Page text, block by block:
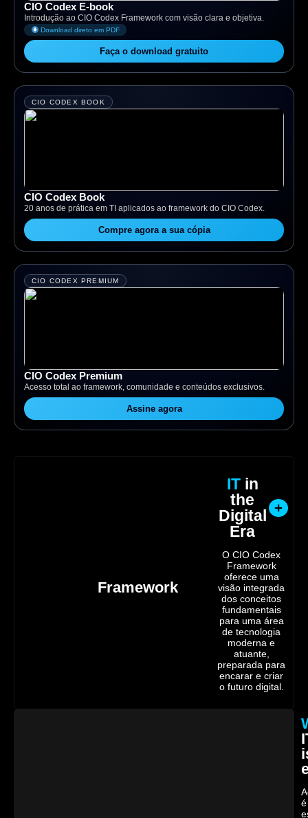
CIO Codex E-book
Introdução ao CIO Codex Framework com visão clara e objetiva.
Download direto em PDF
Faça o download gratuito
CIO CODEX BOOK
CIO Codex Book
20 anos de prática em TI aplicados ao framework do CIO Codex.
Compre agora a sua cópia
CIO CODEX PREMIUM
CIO Codex Premium
Acesso total ao framework, comunidade e conteúdos exclusivos.
Assine agora
Framework
ITin
the
Digital
Era
O CIO Codex
Framework
oferece uma
visão integrada
dos conceitos
fundamentais
para uma área
de tecnologia
moderna e
atuante,
preparada para
encarar e criar
o futuro digital.
é